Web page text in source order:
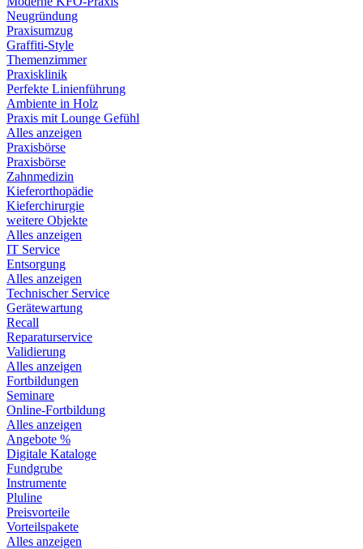
Neugründung
Praxisumzug
Graffiti-Style
Themenzimmer
Praxisklinik
Perfekte Linienführung
Ambiente in Holz
Praxis mit Lounge Gefühl
Alles anzeigen
Praxisbörse
Praxisbörse
Zahnmedizin
Kieferorthopädie
Kieferchirurgie
weitere Objekte
Alles anzeigen
IT Service
Entsorgung
Alles anzeigen
Technischer Service
Gerätewartung
Recall
Reparaturservice
Validierung
Alles anzeigen
Fortbildungen
Seminare
Online-Fortbildung
Alles anzeigen
Angebote %
Digitale Kataloge
Fundgrube
Instrumente
Pluline
Preisvorteile
Vorteilspakete
Alles anzeigen